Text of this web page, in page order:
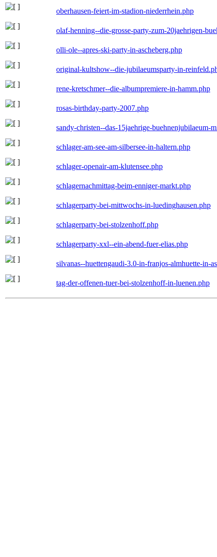
oberhausen-feiert-im-stadion-niederrhein.php
olaf-henning--die-grosse-party-zum-20jaehrigen-
olli-ole--apres-ski-party-in-ascheberg.php
original-kultshow--die-jubilaeumsparty-in-
rene-kretschmer--die-albumpremiere-in-hamm.php
rosas-birthday-party-2007.php
sandy-christen--das-15jaehrige-buehnenjubilaeum-
schlager-am-see-am-silbersee-in-haltern.php
schlager-openair-am-klutensee.php
schlagernachmittag-beim-enniger-markt.php
schlagerparty-bei-mittwochs-in-luedinghausen.php
schlagerparty-bei-stolzenhoff.php
schlagerparty-xxl--ein-abend-fuer-elias.php
silvanas--huettengaudi-3.0-in-franjos-almhuette-in-
tag-der-offenen-tuer-bei-stolzenhoff-in-luenen.php